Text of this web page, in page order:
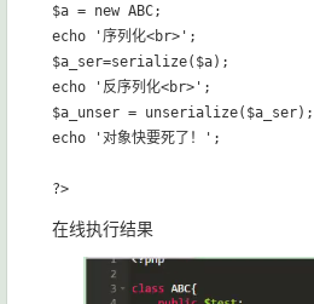
$a = new ABC;
echo '序列化<br>';
$a_ser=serialize($a);
echo '反序列化<br>';
$a_unser = unserialize($a_ser);
echo '对象快要死了！';
在线执行结果